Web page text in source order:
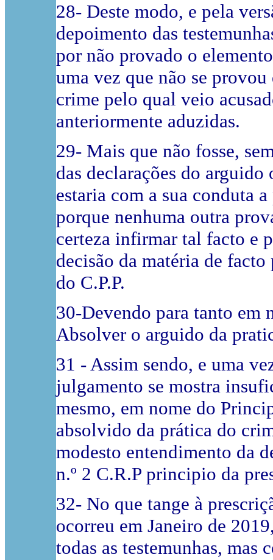
28- Deste modo, e pela
depoimento das
por não provado o
uma vez que não se
crime pelo qual veio
anteriormente aduzidas.
29- Mais que não fosse,
das declarações do
estaria com a sua conduta
porque nenhuma outra
certeza infirmar tal facto e
decisão da matéria de
do C.P.P.
30-Devendo para tanto
Absolver o arguido da
31 - Assim sendo, e uma
julgamento se mostra
mesmo, em nome do
absolvido da prática do
modesto entendimento da
n.º 2 C.R.P principio da
32- No que tange à
ocorreu em Janeiro de
todas as testemunhas, mas